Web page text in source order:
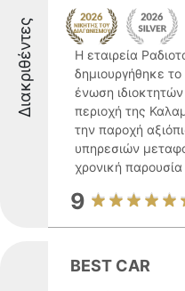
Διακριθέντες
Η εταιρεία
δημιουργήθηκε το
ένωση
περιοχή της
την παροχή
υπηρεσιών
χρονική
9
BEST CAR